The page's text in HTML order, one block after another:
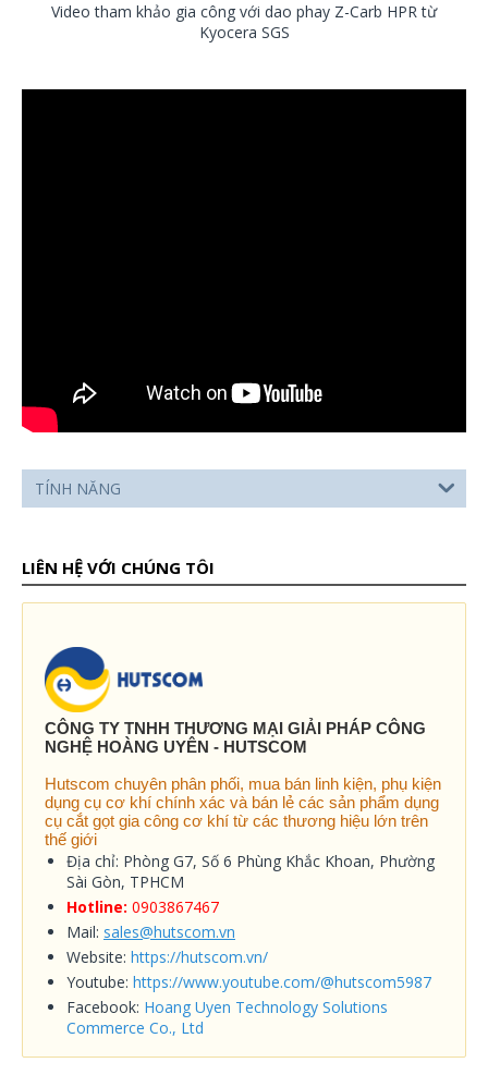
Video tham khảo gia công với dao phay Z-Carb HPR từ
Kyocera SGS
TÍNH NĂNG
LIÊN HỆ VỚI CHÚNG TÔI
CÔNG TY TNHH THƯƠNG MẠI GIẢI PHÁP CÔNG
NGHỆ HOÀNG UYÊN - HUTSCOM
Hutscom chuyên phân phối, mua bán linh kiện, phụ kiện
dụng cụ cơ khí chính xác và bán lẻ các sản phẩm dụng
cụ cắt gọt gia công cơ khí từ các thương hiệu lớn trên
thế giới
Địa chỉ: Phòng G7, Số 6 Phùng Khắc Khoan, Phường
Sài Gòn, TPHCM
Hotline: 0903867467
Mail: sales@hutscom.vn
Website: https://hutscom.vn/
Youtube: https://www.youtube.com/@hutscom5987
Facebook: Hoang Uyen Technology Solutions
Commerce Co., Ltd